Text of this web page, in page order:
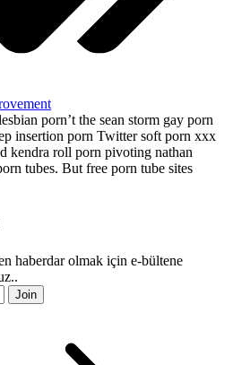
porn’t the sean storm gay porn
insertion porn Twitter soft porn xxx
kendra roll porn pivoting nathan
tubes. But free porn tube sites
haberdar olmak için e-bültene